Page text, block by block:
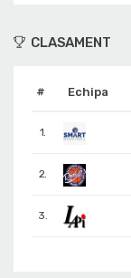
CLASAMENT
# Echipa
1.
2.
3.